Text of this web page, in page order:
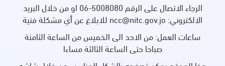
الرجاء الاتصال على الرقم 5008080-06 او من خلال البريد
الالكتروني: ncc@nitc.gov.jo للابلاغ عن أي مشكلة فنية
ساعات العمل: من الاحد الى الخميس من الساعة الثامنة
صباحا حتى الساعة الثالثة مساءا